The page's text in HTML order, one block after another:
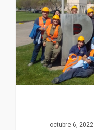
octubre 6, 2022